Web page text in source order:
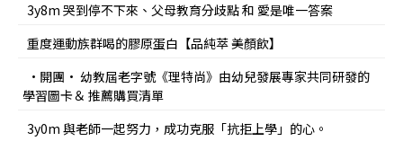
3y8m 哭到停不下來、父母教育分歧點 和 愛是唯一答案
重度運動族群喝的膠原蛋白【品純萃 美顏飲】
•開團• 幼教屆老字號《理特尚》由幼兒發展專家共同研發的
學習圖卡＆ 推薦購買清單
3y0m 與老師一起努力，成功克服「抗拒上學」的心。